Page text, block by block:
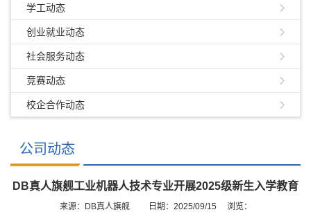
学工动态
创业就业动态
社会服务动态
竞赛动态
校企合作动态
公司动态
DB真人旗舰工业机器人技术专业开展2025级新生入学教育
来源：DB真人旗舰 日期：2025/09/15 浏览：